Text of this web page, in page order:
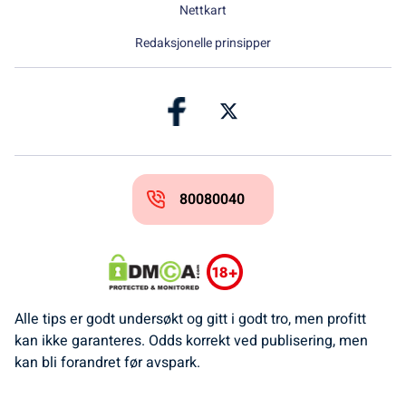
Nettkart
Redaksjonelle prinsipper
80080040
Alle tips er godt undersøkt og gitt i godt tro, men profitt
kan ikke garanteres. Odds korrekt ved publisering, men
kan bli forandret før avspark.